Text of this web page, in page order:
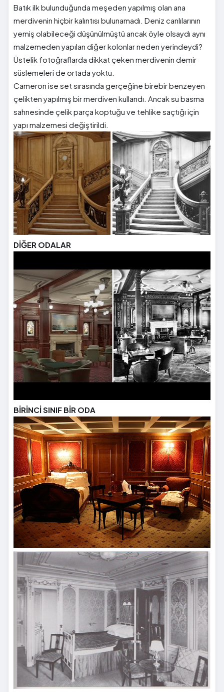
Batık ilk bulunduğunda meşeden yapılmış olan ana
merdivenin hiçbir kalıntısı bulunamadı. Deniz canlılarının
yemiş olabileceği düşünülmüştü ancak öyle olsaydı aynı
malzemeden yapılan diğer kolonlar neden yerindeydi?
Üstelik fotoğraflarda dikkat çeken merdivenin demir
süslemeleri de ortada yoktu.
Cameron ise set sırasında gerçeğine birebir benzeyen
çelikten yapılmış bir merdiven kullandı. Ancak su basma
sahnesinde çelik parça koptuğu ve tehlike saçtığı için
yapı malzemesi değiştirildi.
DİĞER ODALAR
BİRİNCİ SINIF BİR ODA